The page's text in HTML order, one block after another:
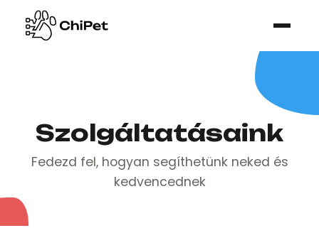
Szolgáltatásaink
Fedezd fel, hogyan segíthetünk neked és
kedvencednek